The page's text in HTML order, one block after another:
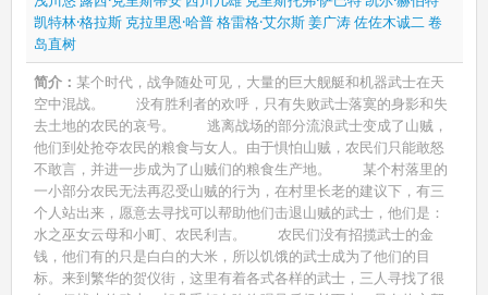
凯特林·格拉斯克拉里恩·哈普格雷格·艾尔斯姜广涛佐佐木诚二卷
岛直树
简介： 某个时代，战争随处可见，大量的巨大舰艇和机器武士在天
空中混战。 没有胜利者的欢呼，只有失败武士落寞的身影和失
去土地的农民的哀号。 逃离战场的部分流浪武士变成了山贼，
他们到处抢夺农民的粮食与女人。由于惧怕山贼，农民们只能敢怒
不敢言，并进一步成为了山贼们的粮食生产地。 某个村落里的
一小部分农民无法再忍受山贼的行为，在村里长老的建议下，有三
个人站出来，愿意去寻找可以帮助他们击退山贼的武士，他们是：
水之巫女云母和小町、农民利吉。 农民们没有招揽武士的金
钱，他们有的只是白白的大米，所以饥饿的武士成为了他们的目
标。来到繁华的贺仪街，这里有着各式各样的武士，三人寻找了很